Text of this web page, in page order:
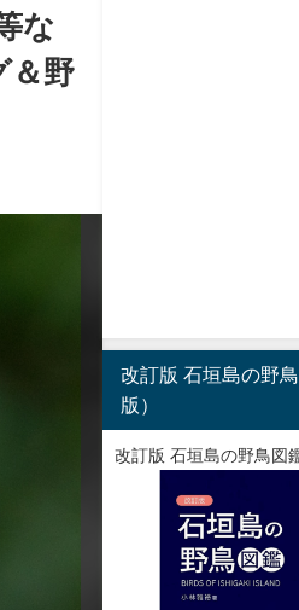
な
＆野
改訂版 石垣島の野
版）
改訂版 石垣島の野鳥図